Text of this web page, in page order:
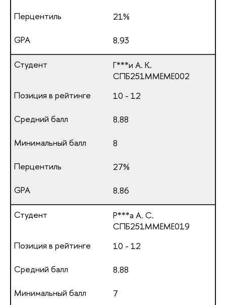
21%
8.93
Г***и А. К.
СПБ251ММЕМЕ002
10 - 12
8.88
8
27%
8.86
Р***а А. С.
СПБ251ММЕМЕ019
10 - 12
8.88
7